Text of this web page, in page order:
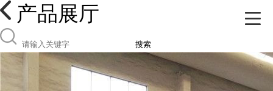
产品展厅
搜索